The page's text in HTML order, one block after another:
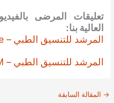
تعليقات المرضى
العالية بنا:
المرشد للتنسيق الطبي – YouTube
المرشد للتنسيق الطبي – INSTAGRAM
→ المقالة السابقة